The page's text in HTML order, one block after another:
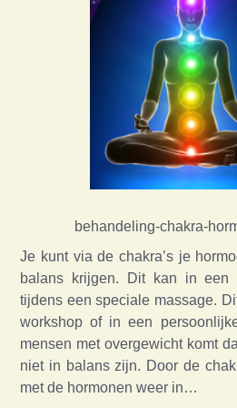
behandeling-chakra-
Je kunt via de chakra’s je
balans krijgen. Dit kan in een
tijdens een speciale massage.
workshop of in een
mensen met overgewicht komt
niet in balans zijn. Door de
met de hormonen weer in…